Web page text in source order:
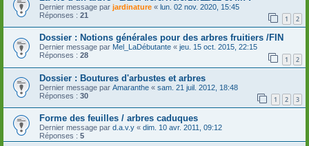
Dernier message par jardinature « lun. 02 nov. 2020, 15:45
Réponses : 21 1 2
Dossier : Notions générales pour des arbres fruitiers /FIN
Dernier message par Mel_LaDébutante « jeu. 15 oct. 2015, 22:15
Réponses : 28 1 2
Dossier : Boutures d'arbustes et arbres
Dernier message par Amaranthe « sam. 21 juil. 2012, 18:48
Réponses : 30 1 2 3
Forme des feuilles / arbres caduques
Dernier message par d.a.v.y « dim. 10 avr. 2011, 09:12
Réponses : 5